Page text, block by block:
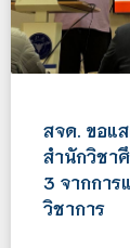
สจด. ขอแ
สำนักวิชา
3 จากการ
วิชาการ